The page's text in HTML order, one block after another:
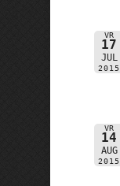
VR
17
JUL
2015
VR
14
AUG
2015